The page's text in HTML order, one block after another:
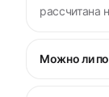
рассчитана
Можно ли